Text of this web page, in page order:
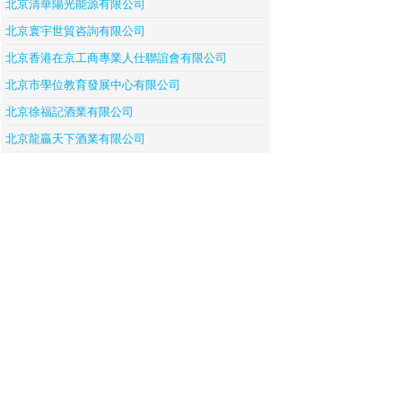
北京清華陽光能源有限公司
北京寰宇世貿咨詢有限公司
北京香港在京工商專業人仕聯誼會有限公司
北京市學位教育發展中心有限公司
北京徐福記酒業有限公司
北京龍贏天下酒業有限公司